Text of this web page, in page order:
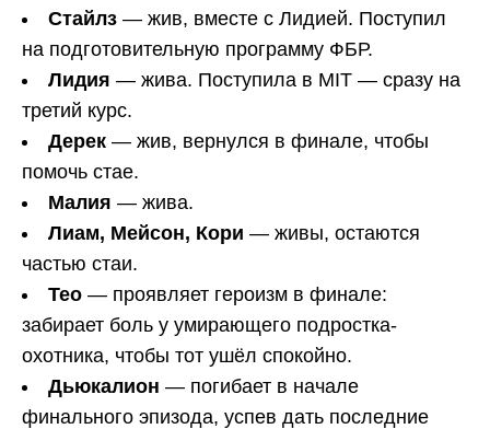
Стайлз — жив, вместе с Лидией. Поступил
на подготовительную программу ФБР.
Лидия — жива. Поступила в MIT — сразу на
третий курс.
Дерек — жив, вернулся в финале, чтобы
помочь стае.
Малия — жива.
Лиам, Мейсон, Кори — живы, остаются
частью стаи.
Тео — проявляет героизм в финале:
забирает боль у умирающего подростка-
охотника, чтобы тот ушёл спокойно.
Дьюкалион — погибает в начале
финального эпизода, успев дать последние